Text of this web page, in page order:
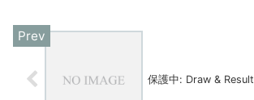
保護中: Draw & Result